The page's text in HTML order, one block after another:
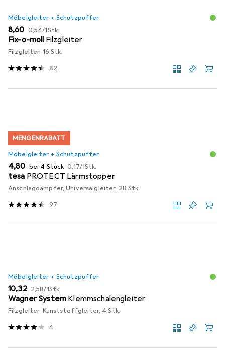
Möbelgleiter + Schutzpuffer
EUR
8,60 EUR
0,54/1Stk.
Fix-o-moll Filzgleiter
Filzgleiter, 16 Stk.
82
MENGENRABATT
Möbelgleiter + Schutzpuffer
EUR
4,80 bei 4 Stück EUR
0,17/1Stk.
tesa PROTECT Lärmstopper
Anschlagdämpfer, Universalgleiter, 28 Stk.
97
Möbelgleiter + Schutzpuffer
EUR
10,32 EUR
2,58/1Stk.
Wagner System Klemmschalengleiter
Filzgleiter, Kunststoffgleiter, 4 Stk.
4